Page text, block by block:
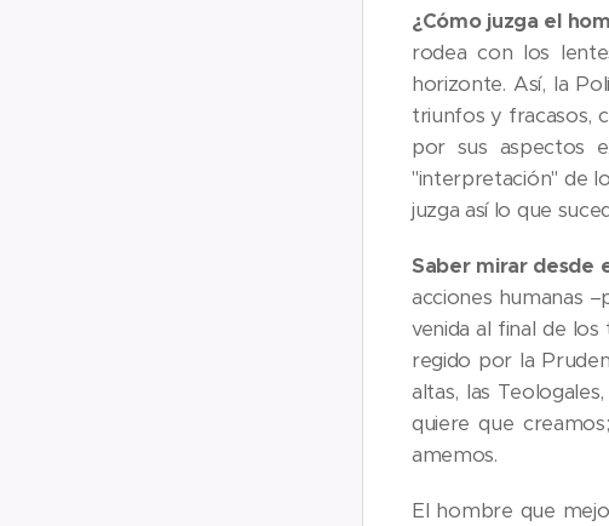
¿Cómo juzga el
rodea con los
horizonte. Así, la
triunfos y fracasos,
por sus aspectos
"interpretación" de
juzga así lo que
Saber mirar desde
acciones humanas
venida al final de
regido por la
altas, las
quiere que
amemos.
El hombre que